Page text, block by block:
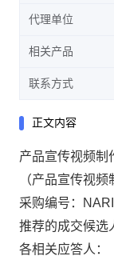
代理单位
相关产品
联系方式
正文内容
产品宣传视频制
（产品宣传视频
采购编号：
推荐的成交候选
各相关应答人：